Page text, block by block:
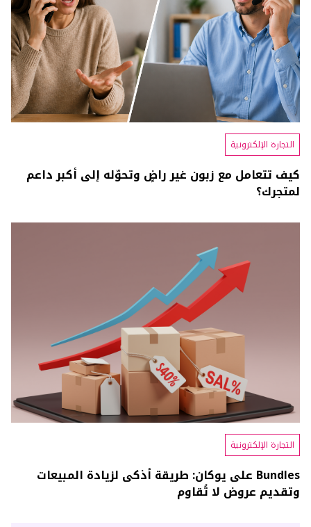
كيف تتعامل مع زبون غير راضٍ وتحوّله إلى أكبر داعم
لمتجرك؟
التجارة الإلكترونية
Bundles على يوكان: طريقة أذكى لزيادة المبيعات
وتقديم عروض لا تُقاوم
التجارة الإلكترونية